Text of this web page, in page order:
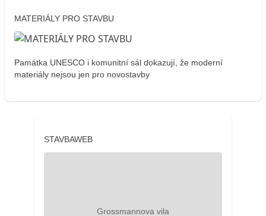
MATERIÁLY PRO STAVBU
Památka UNESCO i komunitní sál dokazují, že moderní
materiály nejsou jen pro novostavby
STAVBAWEB